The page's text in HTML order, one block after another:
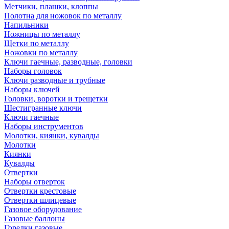
Метчики, плашки, клоппы
Полотна для ножовок по металлу
Напильники
Ножницы по металлу
Щетки по металлу
Ножовки по металлу
Ключи гаечные, разводные, головки
Наборы головок
Ключи разводные и трубные
Наборы ключей
Головки, воротки и трещетки
Шестигранные ключи
Ключи гаечные
Наборы инструментов
Молотки, киянки, кувалды
Молотки
Киянки
Кувалды
Отвертки
Наборы отверток
Отвертки крестовые
Отвертки шлицевые
Газовое оборудование
Газовые баллоны